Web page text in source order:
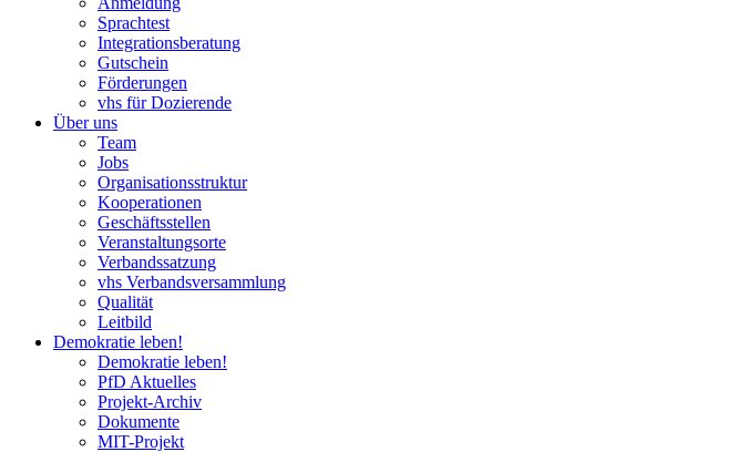
Sprachtest
Integrationsberatung
Gutschein
Förderungen
vhs für Dozierende
Über uns
Team
Jobs
Organisationsstruktur
Kooperationen
Geschäftsstellen
Veranstaltungsorte
Verbandssatzung
vhs Verbandsversammlung
Qualität
Leitbild
Demokratie leben!
Demokratie leben!
PfD Aktuelles
Projekt-Archiv
Dokumente
MIT-Projekt